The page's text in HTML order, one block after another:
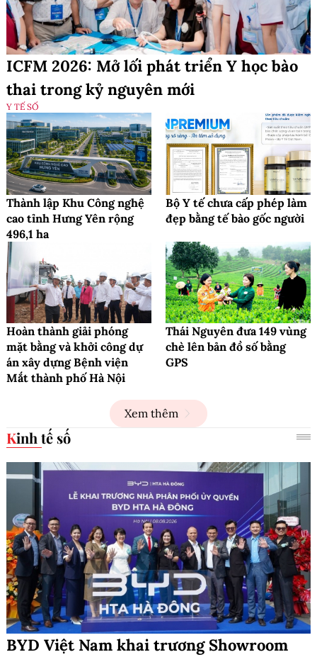
ICFM 2026: Mở lối phát triển Y học bào
thai trong kỷ nguyên mới
Y TẾ SỐ
Thành lập Khu Công nghệ
cao tỉnh Hưng Yên rộng
496,1 ha
Bộ Y tế chưa cấp phép làm
đẹp bằng tế bào gốc người
Hoàn thành giải phóng
mặt bằng và khởi công dự
án xây dựng Bệnh viện
Mắt thành phố Hà Nội
Thái Nguyên đưa 149 vùng
chè lên bản đồ số bằng
GPS
Xem thêm
Kinh tế số
BYD Việt Nam khai trương Showroom